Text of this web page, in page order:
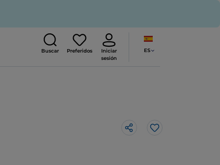
Buscar Preferidos
Iniciar
sesión
ES
Me gusta